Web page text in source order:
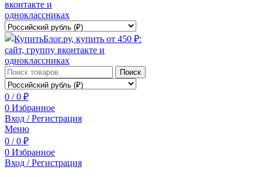
Поиск
0 / 0 ₽
0 Избранное
Вход / Регистрация
Меню
0 / 0 ₽
0 Избранное
Вход / Регистрация